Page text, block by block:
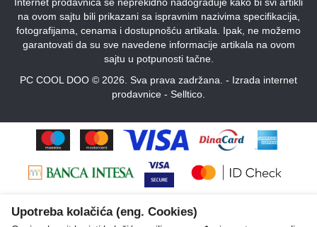
na ovom sajtu bili prikazani sa ispravnim nazivima specifikacija,
fotografijama, cenama i dostupnošću artikala. Ipak, ne možemo
garantovati da su sve navedene informacije artikala na ovom
sajtu u potpunosti tačne.
PC COOL DOO © 2026. Sva prava zadržana. - Izrada internet
prodavnice - Selltico.
Upotreba kolačića (eng. Cookies)